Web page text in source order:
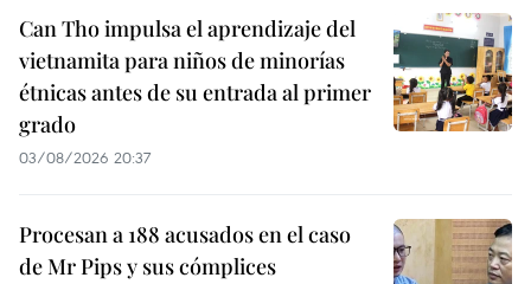
Can Tho impulsa el aprendizaje del
vietnamita para niños de minorías
étnicas antes de su entrada al primer
grado
03/08/2026 20:37
Procesan a 188 acusados en el caso
de Mr Pips y sus cómplices